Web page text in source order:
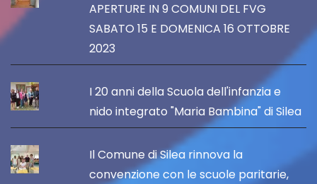
APERTURE IN 9 COMUNI DEL FVG
SABATO 15 E DOMENICA 16 OTTOBRE
2023
I 20 anni della Scuola dell'infanzia e
nido integrato "Maria Bambina" di Silea
Il Comune di Silea rinnova la
convenzione con le scuole paritarie,